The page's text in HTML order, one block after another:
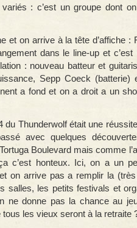
: c’est un groupe dont on
et on arrive à la tête d’affiche :
dans le line-up et
: nouveau batteur et
Sepp Coeck (batterie)
a fond et on a droit a un
du Thunderwolf était une
avec quelques
Boulevard mais comme
c’est honteux. Ici, on a un
on arrive pas a remplir la (très
salles, les petits festivals et
ne donne pas la chance au
les vieux seront à la retraite